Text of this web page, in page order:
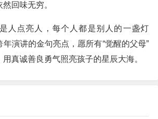
回味无穷。
点亮人，每个人都是别人的一盏灯
演讲的金句亮点，愿所有“觉醒的父母”
真诚善良勇气照亮孩子的星辰大海。